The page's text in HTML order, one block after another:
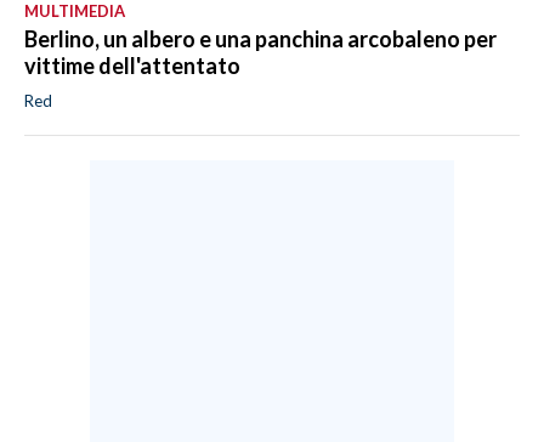
MULTIMEDIA
Berlino, un albero e una panchina arcobaleno per
vittime dell'attentato
Red